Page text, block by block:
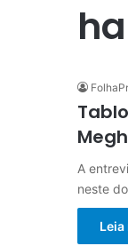
A
neste
Leia